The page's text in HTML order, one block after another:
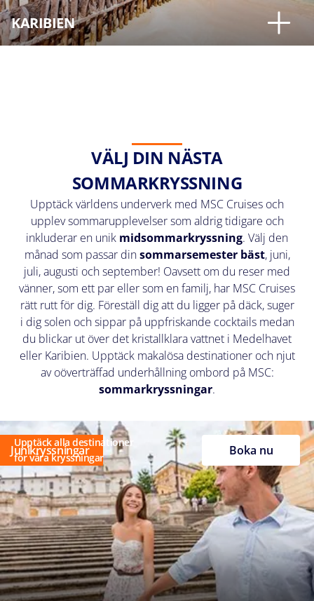
KARIBIEN
VÄLJ DIN NÄSTA
SOMMARKRYSSNING
Upptäck världens underverk med MSC Cruises och
upplev sommarupplevelser som aldrig tidigare och
inkluderar en unik midsommarkryssning. Välj den
månad som passar dinsommarsemester bäst, juni,
juli, augusti och september! Oavsett om du reser med
vänner, som ett par eller som en familj, har MSC Cruises
rätt rutt för dig. Föreställ dig att du ligger på däck, suger
i dig solen och sippar på uppfriskande cocktails medan
du blickar ut över det kristallklara vattnet i Medelhavet
eller Karibien. Upptäck makalösa destinationer och njut
av oöverträffad underhållning ombord på MSC:
sommarkryssningar.
Junikryssningar
Upptäck alla destinationer
för våra kryssningar
Boka nu